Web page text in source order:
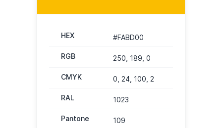
HEX #FABD00
RGB 250, 189, 0
CMYK 0, 24, 100, 2
RAL 1023
Pantone 109